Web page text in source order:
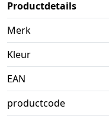
Productdetails
Merk
Kleur
EAN
productcode